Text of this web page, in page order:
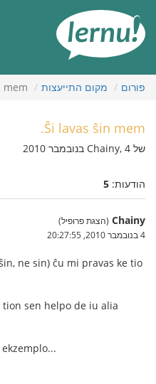
העניינים
פורום מקום התייעצות
Ŝi lavas ŝin mem.
של Chainy, 4 בנובמבר 2010
הודעות: 5
Chainy (הצגת פרופיל)
4 בנובמבר 2010, 20:27:55
ne sin) ĉu mi pravas ke tio
sen helpo de iu alia